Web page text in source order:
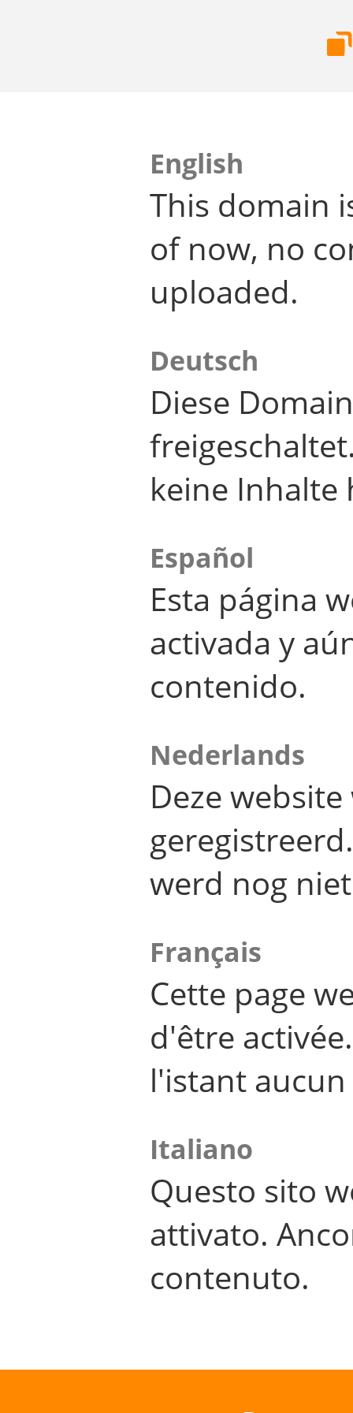
English
This domain
of now, no
uploaded.
Deutsch
Diese
keine Inhalte
Español
Esta página
activada y
contenido.
Nederlands
Deze
werd nog
Français
Cette page
d'être
l'istant
Italiano
Questo sito
attivato.
contenuto.